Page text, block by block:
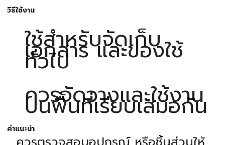
วิธีใช้งาน
ใช้สำหรับจัดเก็บ
เอกสาร และของใช้
ทั่วไป
ควรจัดวางและใช้งาน
บนพื้นที่เรียบเสมอกัน
คำแนะนำ